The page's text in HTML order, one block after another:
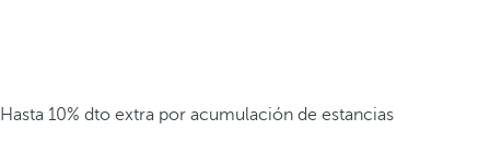
Hasta 10% dto extra por acumulación de estancias